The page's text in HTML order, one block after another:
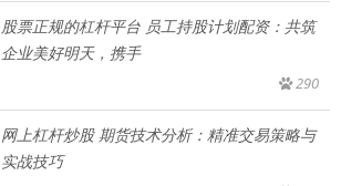
股票正规的杠杆平台 员工持股计划配资：共筑
企业美好明天，携手
290
网上杠杆炒股 期货技术分析：精准交易策略与
实战技巧